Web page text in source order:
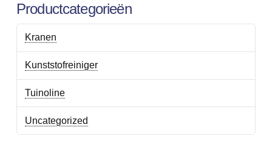
Productcategorieën
Kranen
Kunststofreiniger
Tuinoline
Uncategorized